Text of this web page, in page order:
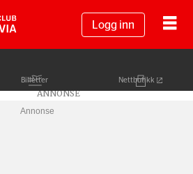
Logg inn
Billetter Nettbutikk
Annonse